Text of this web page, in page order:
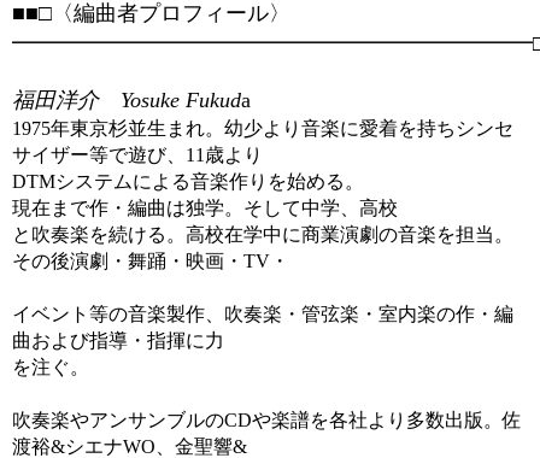
■■□〈編曲者プロフィール〉
福田洋介 Yosuke Fukuda
1975年東京杉並生まれ。幼少より音楽に愛着を持ちシンセ
サイザー等で遊び、11歳より
DTMシステムによる音楽作りを始める。
現在まで作・編曲は独学。そして中学、高校
と吹奏楽を続ける。高校在学中に商業演劇の音楽を担当。
その後演劇・舞踊・映画・TV・
イベント等の音楽製作、吹奏楽・管弦楽・室内楽の作・編
曲および指導・指揮に力
を注ぐ。
吹奏楽やアンサンブルのCDや楽譜を各社より多数出版。佐
渡裕&シエナWO、金聖響&